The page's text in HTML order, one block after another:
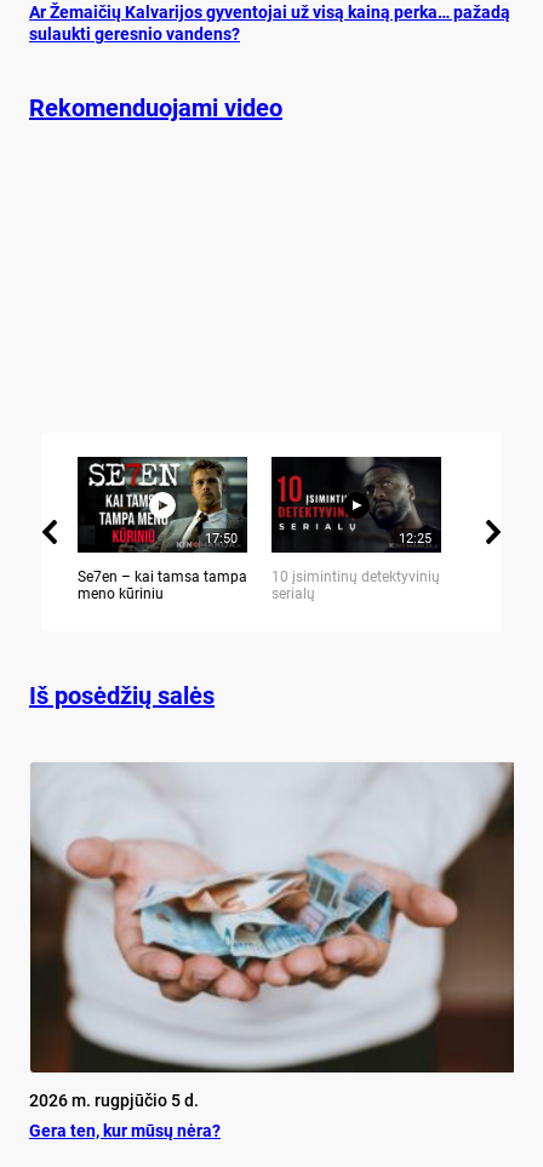
Ar Že­mai­čių Kal­va­ri­jos gy­ven­to­jai už vi­są kai­ną per­ka… pa­ža­dą
su­lauk­ti ge­res­nio van­dens?
Rekomenduojami video
17:50
Se7en – kai tamsa tampa
meno kūriniu
12:25
10 įsimintinų detektyvinių
serialų
Iš posėdžių salės
2026 m. rugpjūčio 5 d.
Ge­ra ten, kur mū­sų nė­ra?